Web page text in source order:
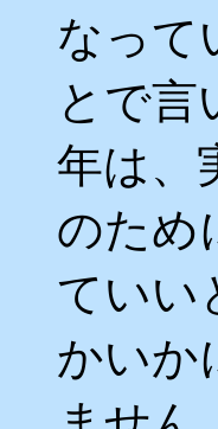
なって
とで言
年は、
のため
ていい
かいか